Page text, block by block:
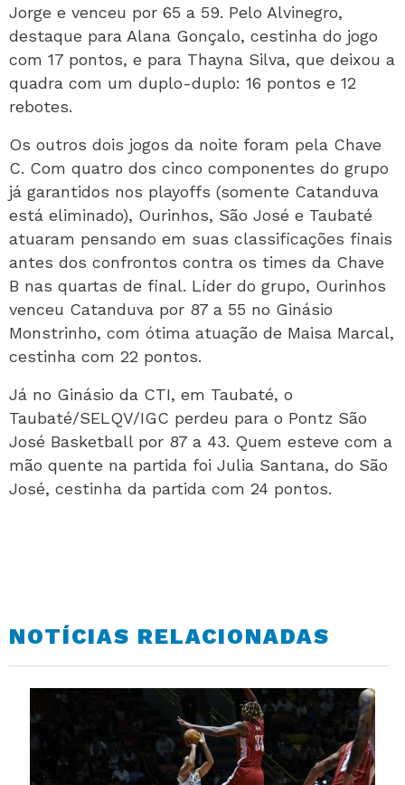
Jorge e venceu por 65 a 59. Pelo Alvinegro,
destaque para Alana Gonçalo, cestinha do jogo
com 17 pontos, e para Thayna Silva, que deixou a
quadra com um duplo-duplo: 16 pontos e 12
rebotes.
Os outros dois jogos da noite foram pela Chave
C. Com quatro dos cinco componentes do grupo
já garantidos nos playoffs (somente Catanduva
está eliminado), Ourinhos, São José e Taubaté
atuaram pensando em suas classificações finais
antes dos confrontos contra os times da Chave
B nas quartas de final. Líder do grupo, Ourinhos
venceu Catanduva por 87 a 55 no Ginásio
Monstrinho, com ótima atuação de Maisa Marcal,
cestinha com 22 pontos.
Já no Ginásio da CTI, em Taubaté, o
Taubaté/SELQV/IGC perdeu para o Pontz São
José Basketball por 87 a 43. Quem esteve com a
mão quente na partida foi Julia Santana, do São
José, cestinha da partida com 24 pontos.
NOTÍCIAS RELACIONADAS